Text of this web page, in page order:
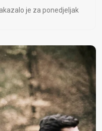
je za ponedjeljak